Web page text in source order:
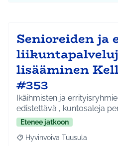
Senioreiden ja
lisääminen
#353
Ikäihmisten ja errityisryhmien liikuntapalveluja
edistettävä , kuntosaleja
Etenee jatkoon
Rajaa tulokset aihepiirin
Hyvinvoiva Tuusula